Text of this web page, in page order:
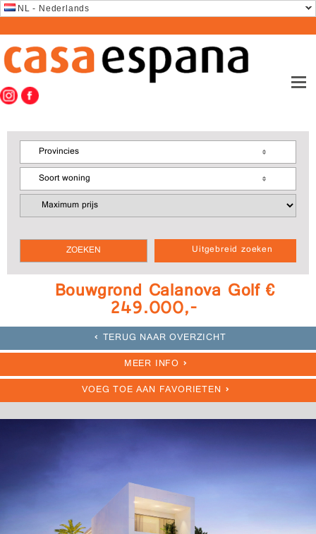
NL - Nederlands
Uitgebreid zoeken
Provincies
Soort woning
Bouwgrond Calanova Golf €
249.000,-
TERUG NAAR OVERZICHT
MEER INFO
VOEG TOE AAN FAVORIETEN